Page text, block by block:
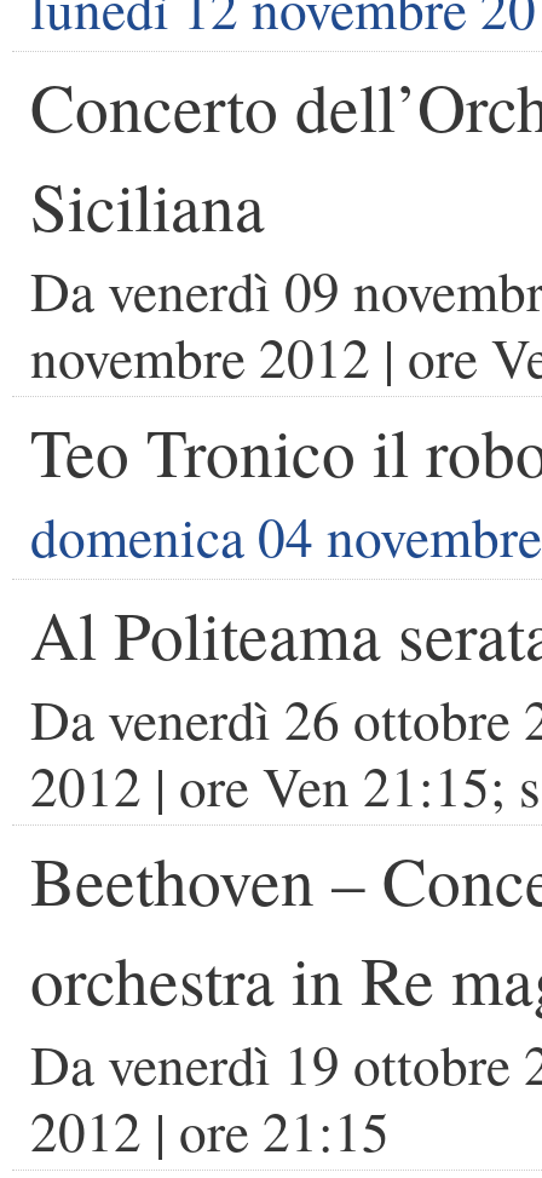
Concerto
Siciliana
Davenerdì 09
novembre 2012 | ore
Teo Tronico il
domenica 04
Al Politeama
Davenerdì 26 ottobre
2012 | oreVen 21:15;
Beethoven –
orchestra in Re
Davenerdì 19 ottobre
2012 | ore 21:15